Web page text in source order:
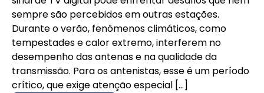
sempre são percebidos em outras estações.
Durante o verão, fenômenos climáticos, como
tempestades e calor extremo, interferem no
desempenho das antenas e na qualidade da
transmissão. Para os antenistas, esse é um período
crítico, que exige atenção especial […]